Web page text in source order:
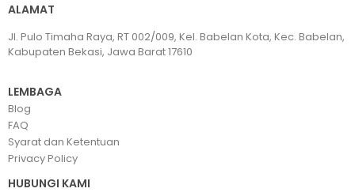
ALAMAT
Jl. Pulo Timaha Raya, RT 002/009, Kel. Babelan Kota, Kec. Babelan,
Kabupaten Bekasi, Jawa Barat 17610
LEMBAGA
Blog
FAQ
Syarat dan Ketentuan
Privacy Policy
HUBUNGI KAMI